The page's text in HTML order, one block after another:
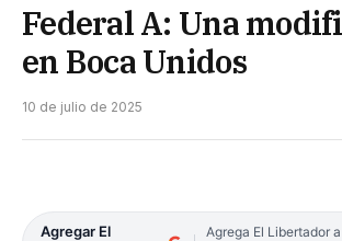
Federal A: Una
en Boca Unidos
10 de julio de 2025
Agregar El
Agrega El Libertador